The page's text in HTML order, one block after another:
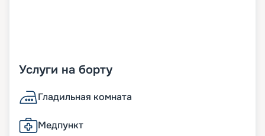
Услуги на борту
Гладильная комната
Медпункт